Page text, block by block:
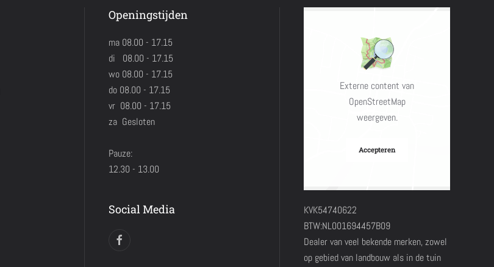
Openingstijden
ma 08.00 - 17.15
di 08.00 - 17.15
wo 08.00 - 17.15
do 08.00 - 17.15
vr 08.00 - 17.15
za Gesloten
Pauze:
12.30 - 13.00
Social Media
Externe content van
OpenStreetMap
weergeven.
Accepteren
KVK54740622
BTW:NL001694457B09
Dealer van veel bekende merken, zowel
op gebied van landbouw als in de tuin